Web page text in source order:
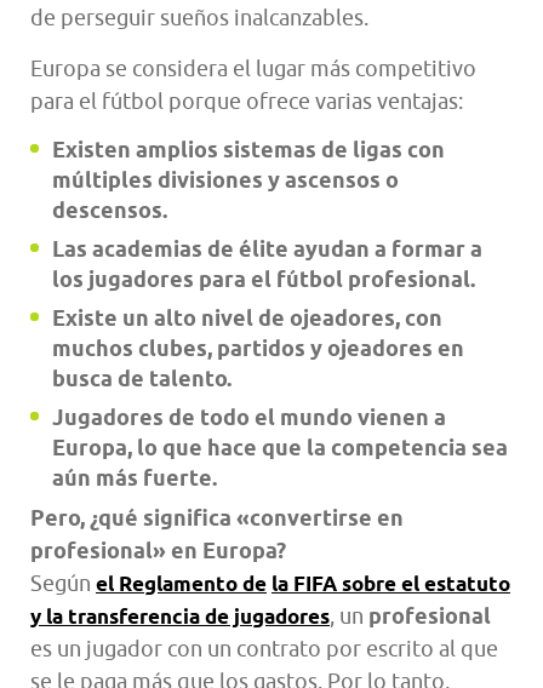
de perseguir sueños inalcanzables.
Europa se considera el lugar más competitivo
para el fútbol porque ofrece varias ventajas:
Existen amplios sistemas de ligas con
múltiples divisiones y ascensos o
descensos.
Las academias de élite ayudan a formar a
los jugadores para el fútbol profesional.
Existe un alto nivel de ojeadores, con
muchos clubes, partidos y ojeadores en
busca de talento.
Jugadores de todo el mundo vienen a
Europa, lo que hace que la competencia sea
aún más fuerte.
Pero, ¿qué significa «convertirse en
profesional» en Europa?
Según el Reglamento de la FIFA sobre el estatuto
y la transferencia de jugadores, un profesional
es un jugador con un contrato por escrito al que
se le paga más que los gastos. Por lo tanto,